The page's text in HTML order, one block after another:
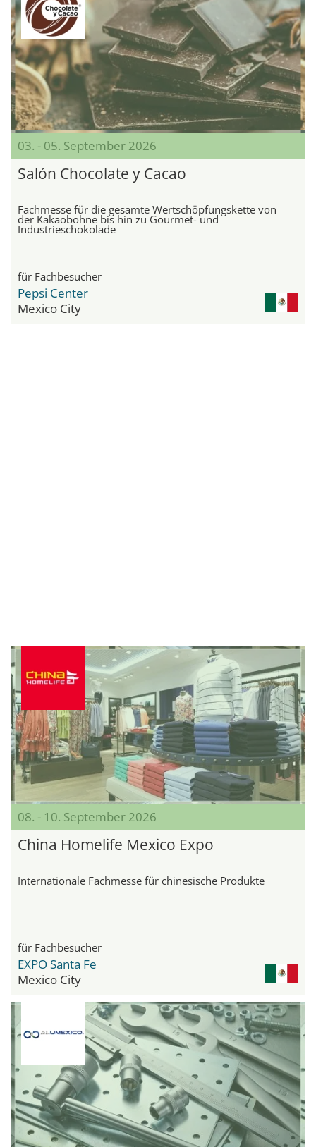
03. - 05. September 2026
Salón Chocolate y Cacao
Fachmesse für die gesamte Wertschöpfungskette von
der Kakaobohne bis hin zu Gourmet- und
Industrieschokolade
für Fachbesucher
Pepsi Center
Mexico City
08. - 10. September 2026
China Homelife Mexico Expo
Internationale Fachmesse für chinesische Produkte
für Fachbesucher
EXPO Santa Fe
Mexico City